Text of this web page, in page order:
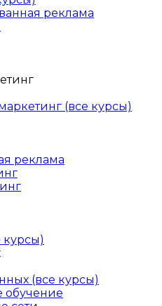
реклама
(все курсы)
реклама
курсы)
(все курсы)